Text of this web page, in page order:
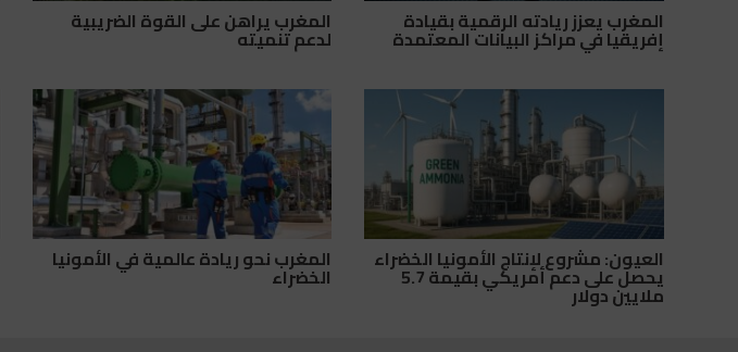
المغرب يعزز ريادته الرقمية بقيادة
إفريقيا في مراكز البيانات المعتمدة
المغرب يراهن على القوة الضريبية
لدعم تنميته
العيون: مشروع لإنتاج الأمونيا الخضراء
يحصل على دعم أمريكي بقيمة 5.7
ملايين دولار
المغرب نحو ريادة عالمية في الأمونيا
الخضراء